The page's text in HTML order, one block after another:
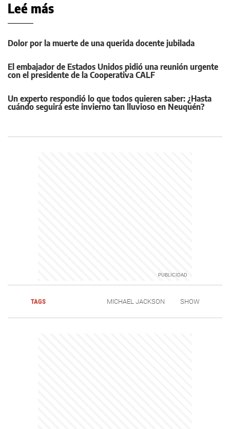
Leé más
Dolor por la muerte de una querida docente jubilada
El embajador de Estados Unidos pidió una reunión urgente
con el presidente de la Cooperativa CALF
Un experto respondió lo que todos quieren saber: ¿Hasta
cuándo seguirá este invierno tan lluvioso en Neuquén?
TAGS MICHAEL JACKSON SHOW